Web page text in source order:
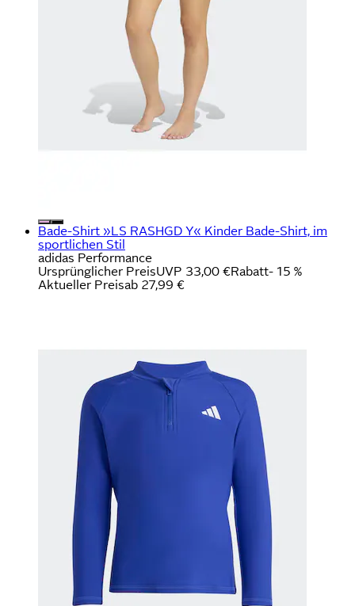
Bade-Shirt »LS RASHGD Y« Kinder Bade-Shirt, im
sportlichen Stil
adidas Performance
Ursprünglicher PreisUVP 33,00 €Rabatt- 15 %
Aktueller Preisab 27,99 €